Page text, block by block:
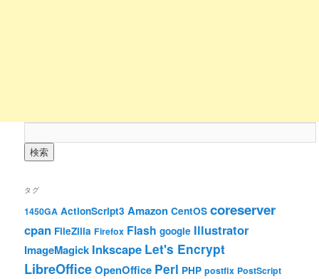
タグ
1450GA ActionScript3 Amazon CentOS coreserver
cpan FileZilla Firefox Flash google Illustrator
ImageMagick Inkscape Let's Encrypt
LibreOfficeOpenOffice Perl PHP postfix PostScript